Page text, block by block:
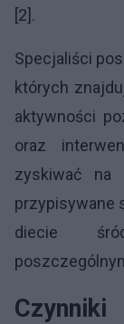
[2].
Specjaliści
których
aktywności
oraz
zyskiwać na
przypisywane
diecie